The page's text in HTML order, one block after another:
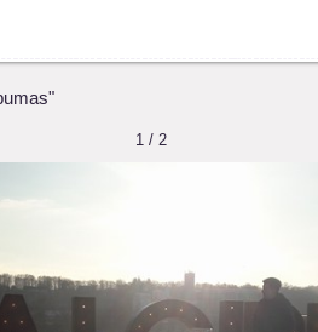
1 / 2